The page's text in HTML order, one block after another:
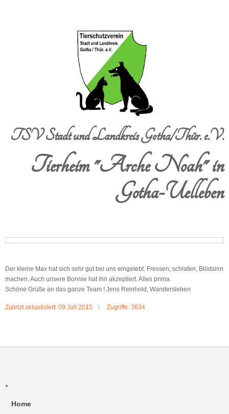
TSV Stadt und Landkreis Gotha/Thür. e.V.
Tierheim "Arche Noah" in
Gotha-Uelleben
Der kleine Max hat sich sehr gut bei uns eingelebt. Fressen, schlafen, Blödsinn
machen. Auch unsere Bonnie hat ihn akzeptiert. Alles prima.
Schöne Grüße an das ganze Team ! Jens Reinhold, Wandersleben
Zuletzt aktualisiert: 09 Juli 2015 Zugriffe: 3634
Home